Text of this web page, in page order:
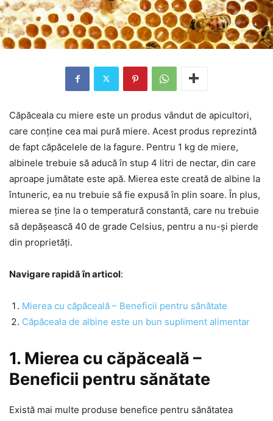
Căpăceala cu miere este un produs vândut de apicultori,
care conține cea mai pură miere. Acest produs reprezintă
de fapt căpăcelele de la fagure. Pentru 1 kg de miere,
albinele trebuie să aducă în stup 4 litri de nectar, din care
aproape jumătate este apă. Mierea este creată de albine la
întuneric, ea nu trebuie să fie expusă în plin soare. În plus,
mierea se ține la o temperatură constantă, care nu trebuie
să depășească 40 de grade Celsius, pentru a nu-și pierde
din proprietăți.
Navigare rapidă în articol:
Mierea cu căpăceală – Beneficii pentru sănătate
Căpăceala de albine este un bun supliment alimentar
1. Mierea cu căpăceală –
Beneficii pentru sănătate
Există mai multe produse benefice pentru sănătatea